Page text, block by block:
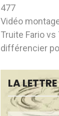
477
Vidéo
Truite Fario
différencier
LA